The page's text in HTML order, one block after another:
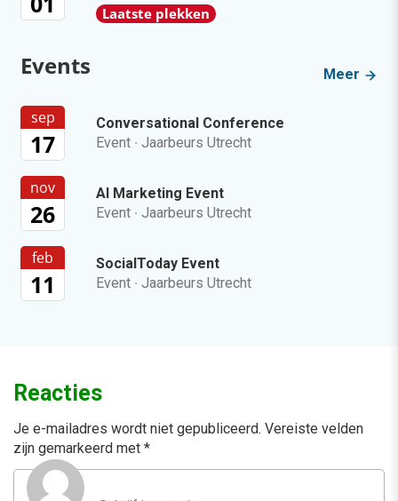
Laatste plekken
Events Meer
sep
17
Conversational Conference
Event · Jaarbeurs Utrecht
nov
26
AI Marketing Event
Event · Jaarbeurs Utrecht
feb
11
SocialToday Event
Event · Jaarbeurs Utrecht
Reacties
Je e-mailadres wordt niet gepubliceerd. Vereiste velden
zijn gemarkeerd met *